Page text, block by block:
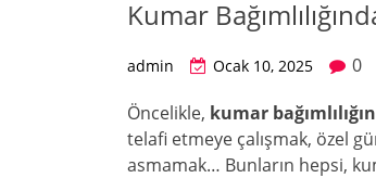
Kumar
admin Ocak 10, 2025
0
Öncelikle, kumar
telafi etmeye çalışmak, özel
asmamak… Bunların hepsi,